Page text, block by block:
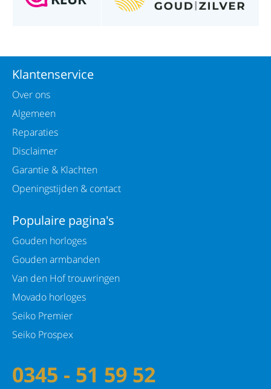
Klantenservice
Over ons
Algemeen
Reparaties
Disclaimer
Garantie & Klachten
Openingstijden & contact
Populaire pagina's
Gouden horloges
Gouden armbanden
Van den Hof trouwringen
Movado horloges
Seiko Premier
Seiko Prospex
0345 - 51 59 52